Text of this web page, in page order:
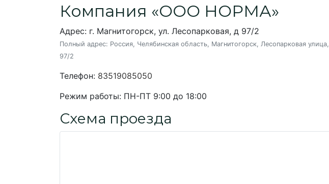
Компания «ООО НОРМА»
Адрес: г. Магнитогорск, ул. Лесопарковая, д 97/2
Полный адрес: Россия, Челябинская область, Магнитогорск, Лесопарковая улица,
97/2
Телефон: 83519085050
Режим работы: ПН-ПТ 9:00 до 18:00
Схема проезда